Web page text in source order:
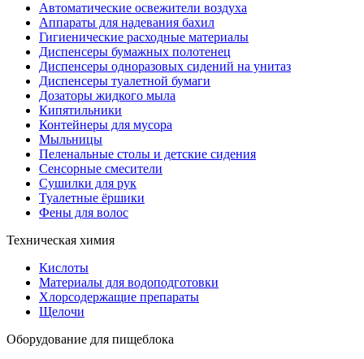
Автоматические освежители воздуха
Аппараты для надевания бахил
Гигиенические расходные материалы
Диспенсеры бумажных полотенец
Диспенсеры одноразовых сидений на унитаз
Диспенсеры туалетной бумаги
Дозаторы жидкого мыла
Кипятильники
Контейнеры для мусора
Мыльницы
Пеленальные столы и детские сидения
Сенсорные смесители
Сушилки для рук
Туалетные ёршики
Фены для волос
Техническая химия
Кислоты
Материалы для водоподготовки
Хлорсодержащие препараты
Щелочи
Оборудование для пищеблока